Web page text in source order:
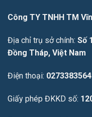
Công TY TNHH TM
Địa chỉ trụ sở chính: Số
Đồng Tháp, Việt Nam
Điện thoại:
Giấy phép ĐKKD số: